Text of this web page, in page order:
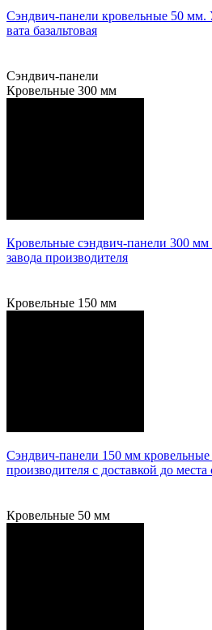
Сэндвич-панели кровельные 50 мм.
вата базальтовая
Сэндвич-панели
Кровельные 300 мм
Кровельные сэндвич-панели 300 мм
завода производителя
Кровельные 150 мм
Сэндвич-панели 150 мм кровельные
производителя с доставкой до места
Кровельные 50 мм